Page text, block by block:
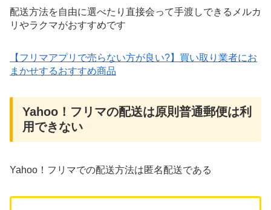
配送方法を自由に選べたり直接会って手渡しできるメルカ
リやラクマがおすすめです
【フリマアプリで売らない方が良い?】買い取り業者にお
まかせするおすすめ商品
Yahoo！フリマの配送は原則普通郵便は利
用できない
Yahoo！フリマでの配送方法は匿名配送である